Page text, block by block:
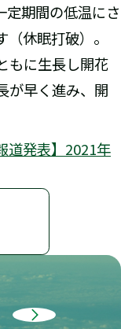
定期間の低温にさ
休眠打破）。
もに生長し開花
が早く進み、開
道発表】2021年